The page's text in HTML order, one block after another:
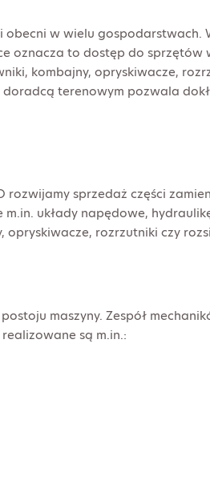
w wielu gospodarstwach.
oznacza to dostęp do
kombajny, opryskiwacze,
terenowym pozwala
sprzedaż części
układy napędowe,
rozrzutniki czy
maszyny. Zespół
są m.in.: